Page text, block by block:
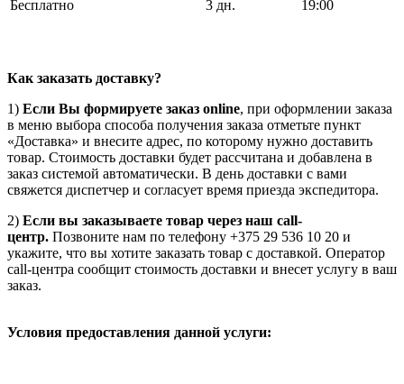
Бесплатно 3 дн. 19:00
Как заказать доставку?
1) Если Вы формируете заказ online, при оформлении заказа
в меню выбора способа получения заказа отметьте пункт
«Доставка» и внесите адрес, по которому нужно доставить
товар. Стоимость доставки будет рассчитана и добавлена в
заказ системой автоматически. В день доставки с вами
свяжется диспетчер и согласует время приезда экспедитора.
2) Если вы заказываете товар через наш call-
центр. Позвоните нам по телефону +375 29 536 10 20 и
укажите, что вы хотите заказать товар с доставкой. Оператор
call-центра сообщит стоимость доставки и внесет услугу в ваш
заказ.
Условия предоставления данной услуги: